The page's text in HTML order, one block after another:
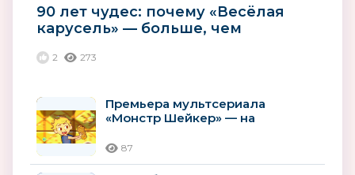
90 лет чудес: почему «Весёлая
карусель» — больше, чем
2 273
Премьера мультсериала
«Монстр Шейкер» — на
87